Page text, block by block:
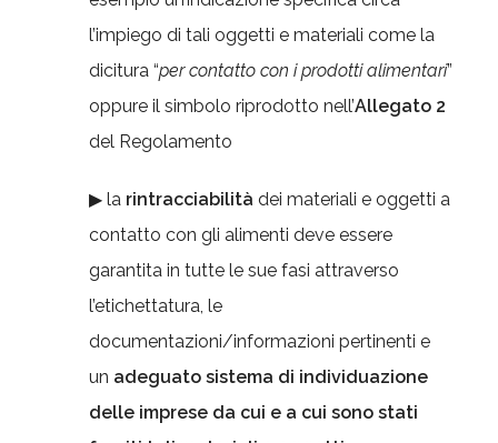
l’impiego di tali oggetti e materiali come la
dicitura “per contatto con i prodotti alimentari”
oppure il simbolo riprodotto nell’Allegato 2
del Regolamento
▶ la rintracciabilità dei materiali e oggetti a
contatto con gli alimenti deve essere
garantita in tutte le sue fasi attraverso
l’etichettatura, le
documentazioni/informazioni pertinenti e
un adeguato sistema di individuazione
delle imprese da cui e a cui sono stati